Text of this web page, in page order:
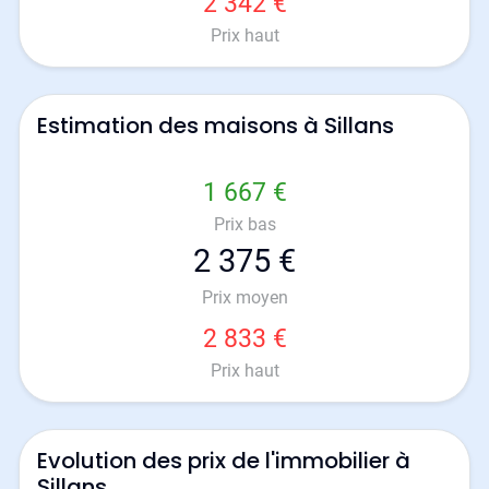
Prix haut
Estimation des maisons à Sillans
1 667 €
Prix bas
2 375 €
Prix moyen
2 833 €
Prix haut
Evolution des prix de l'immobilier à